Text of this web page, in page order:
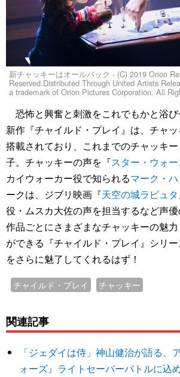
新チャッキーはオールバック - (C) 2019 Orion
Reserved.Distributed Through United Artists
a trademark of Orion Pictures Corporation. All
恐怖と興奮と刺激をこれでもかと浴び
新作『チャイルド・プレイ』は、チャ
搭載されており、これまでのチャッキ
子。チャッキーの声を『スター・ウォ
カイウォーカー役で知られるマーク・
ークは、ジブリ映画『天空の城ラピュタ
役・ムスカ大佐の声を担当するなど声優
作品ごとにさまざまなチャッキーの魅
ができる『チャイルド・プレイ』シリ
をさらに魅了してくれるはず！
チャイルド・プレイ チャッキー
関連記事
「ジェダイは侍」神山健治が語る、
ォーズ』ライトセーバーバトルに込